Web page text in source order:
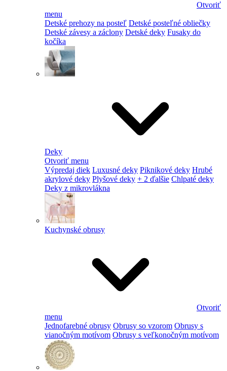
Otvoriť
menu
Detské prehozy na posteľ Detské posteľné obliečky
Detské závesy a záclony Detské deky Fusaky do
kočíka
Deky
Otvoriť menu
Výpredaj diek Luxusné deky Piknikové deky Hrubé
akrylové deky Plyšové deky + 2 ďalšie Chlpaté deky
Deky z mikrovlákna
Kuchynské obrusy
Otvoriť
menu
Jednofarebné obrusy Obrusy so vzorom Obrusy s
vianočným motívom Obrusy s veľkonočným motívom